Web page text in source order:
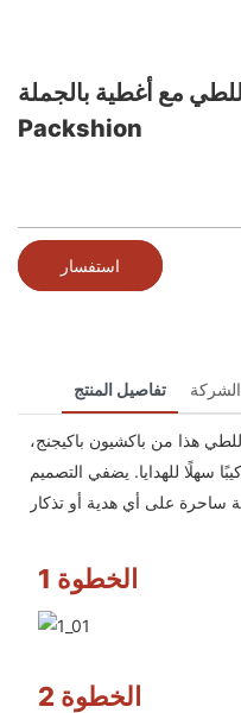
مع أغطية بالجملة -
Packshion
استفسار
تفاصيل المنتج
هذا من باكشيون باكيجنج،
سهلًا للهدايا. يضفي التصميم
الخطوة 1
الخطوة 2